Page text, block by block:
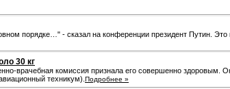
порядке…" - сказал на конференции президент Путин.
30 кг
врачебная комиссия признала его совершенно здоровым.
техникум). Подробнее »